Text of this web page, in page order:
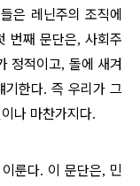
은 레닌주의 조직에
번째 문단은, 사회주
정적이고, 돌에 새겨
기한다.즉 우리가 그
나 마찬가지다.
룬다. 이 문단은, 민